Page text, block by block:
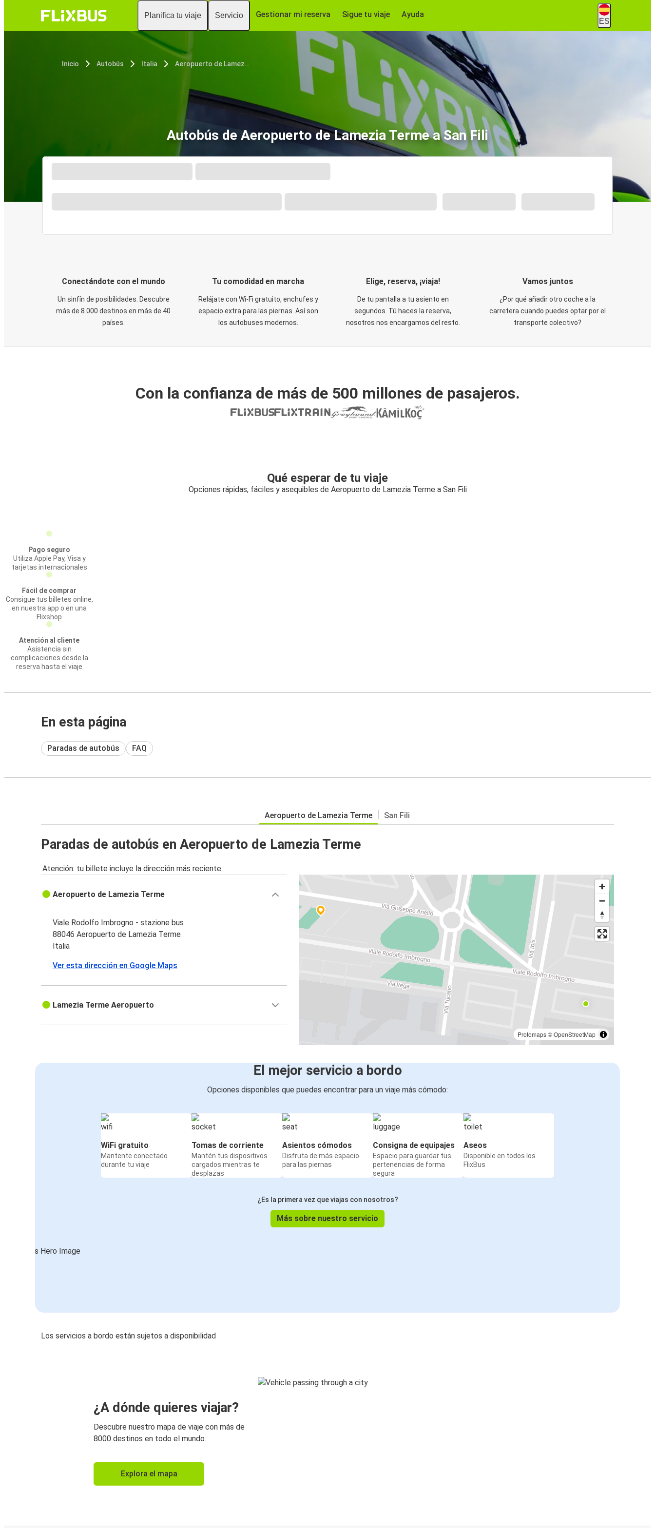
Planifica tu viaje Servicio Gestionar mi reserva Sigue tu viaje Ayuda
ES
Inicio Autobús Italia Aeropuerto de Lamezia Terme
Autobús de Aeropuerto de Lamezia Terme a San Fili
Conectándote con el mundo
Un sinfín de posibilidades. Descubre
más de 8.000 destinos en más de 40
países.
Tu comodidad en marcha
Relájate con Wi-Fi gratuito, enchufes y
espacio extra para las piernas. Así son
los autobuses modernos.
Elige, reserva, ¡viaja!
De tu pantalla a tu asiento en
segundos. Tú haces la reserva,
nosotros nos encargamos del resto.
Vamos juntos
¿Por qué añadir otro coche a la
carretera cuando puedes optar por el
transporte colectivo?
Con la confianza de más de 500 millones de pasajeros.
Qué esperar de tu viaje
Opciones rápidas, fáciles y asequibles de Aeropuerto de Lamezia Terme a San Fili
Pago seguro
Utiliza Apple Pay, Visa y
tarjetas internacionales
Fácil de comprar
Consigue tus billetes online,
en nuestra app o en una
Flixshop
Atención al cliente
Asistencia sin
complicaciones desde la
reserva hasta el viaje
En esta página
Paradas de autobús FAQ
Aeropuerto de Lamezia Terme San Fili
Paradas de autobús en Aeropuerto de Lamezia Terme
Atención: tu billete incluye la dirección más reciente.
Protomaps©OpenStreetMap
Aeropuerto de Lamezia Terme
Viale Rodolfo Imbrogno - stazione bus
88046 Aeropuerto de Lamezia Terme
Italia
Ver esta dirección en Google Maps
Lamezia Terme Aeropuerto
El mejor servicio a bordo
Opciones disponibles que puedes encontrar para un viaje más cómodo:
WiFi gratuito
Mantente conectado
durante tu viaje
Tomas de corriente
Mantén tus dispositivos
cargados mientras te
desplazas
Asientos cómodos
Disfruta de más espacio
para las piernas
Consigna de equipajes
Espacio para guardar tus
pertenencias de forma
segura
Aseos
Disponible en todos los
FlixBus
¿Es la primera vez que viajas con nosotros?
Más sobre nuestro servicio
Los servicios a bordo están sujetos a disponibilidad
¿A dónde quieres viajar?
Descubre nuestro mapa de viaje con más de
8000 destinos en todo el mundo.
Explora el mapa